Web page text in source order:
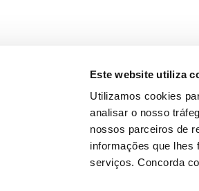
Este website utiliza
Utilizamos cookies
analisar o nosso
nossos parceiros de
informações que lhes
serviços. Concorda